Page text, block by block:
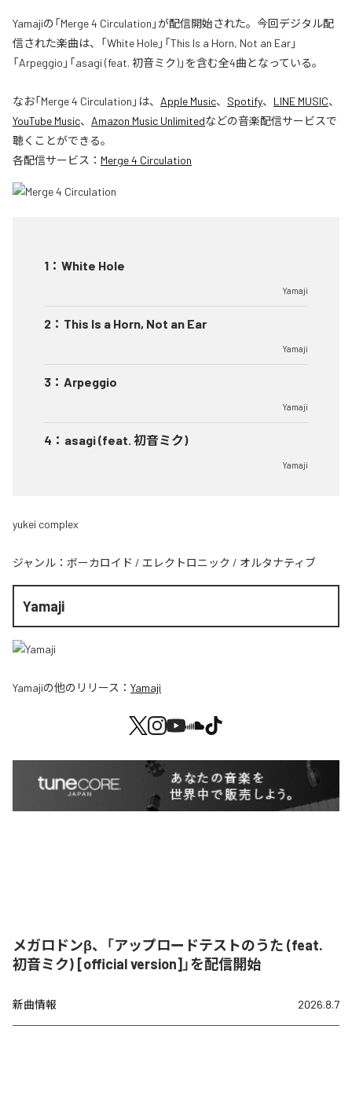
Yamajiの「Merge 4 Circulation」が配信開始された。今回デジタル配
信された楽曲は、「White Hole」「This Is a Horn, Not an Ear」
「Arpeggio」「asagi (feat. 初音ミク)」を含む全4曲となっている。
なお「Merge 4 Circulation 」は、 Apple Music、 Spotify、 LINE MUSIC、
YouTube Music、 Amazon Music Unlimitedなどの音楽配信サービスで
聴くことができる。
各配信サービス： Merge 4 Circulation
1 ： White Hole
Yamaji
2 ： This Is a Horn, Not an Ear
Yamaji
3 ： Arpeggio
Yamaji
4 ： asagi (feat. 初音ミク)
Yamaji
yukei complex
ジャンル： ボーカロイド / エレクトロニック / オルタナティブ
Yamaji
Yamajiの他のリリース： Yamaji
メガロドンβ、「アップロードテストのうた (feat.
初音ミク) [official version]」を配信開始
新曲情報 2026.8.7